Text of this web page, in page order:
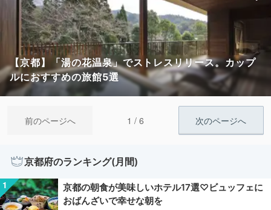
【京都】「湯の花温泉」でストレスリリース。カップ
ルにおすすめの旅館5選
前のページへ 1 / 6 次のページへ
京都府のランキング(月間)
京都の朝食が美味しいホテル17選♡ビュッフェに
おばんざいで幸せな朝を